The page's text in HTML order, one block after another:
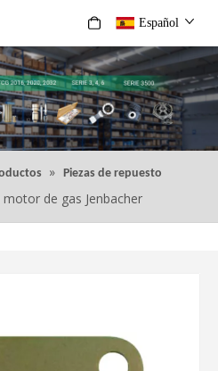
Español
» Piezas de repuesto
motor de gas Jenbacher